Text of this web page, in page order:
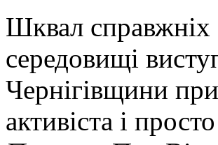
Шквал
середовищі
Чернігівщини
активіста і